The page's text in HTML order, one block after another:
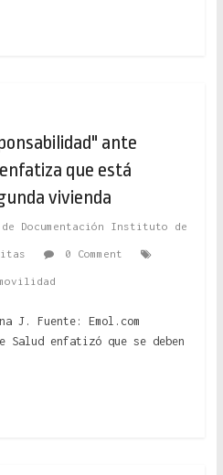
ante
que está
vivienda
de Documentación Instituto de
0 Comment
J. Fuente: Emol.com
Salud enfatizó que se deben